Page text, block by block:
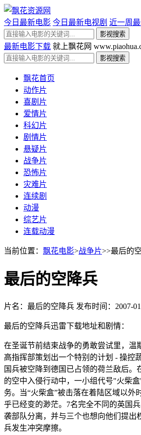
今日最新电影 今日最新电视剧 近一周
最新电影下载 就上飘花网
飘花首页
动作片
喜剧片
爱情片
科幻片
剧情片
悬疑片
战争片
恐怖片
灾难片
连续剧
动漫
综艺片
连载动漫
当前位置： 飘花电影>战争片>>最后的
最后的空降兵
片名：最后的空降兵 发布时间：2007-
最后的空降兵迅雷下载地址和剧情：
在圣诞节前结束战争的勇敢尝试里，温
高指挥部策划出一个特别的计划 - 操控
国兵被空降到德国已占领的荷兰敌后。
的空中入侵行动中，一小组代号"火柴
务。当“火柴盒”被击落在着陆区域以外
乎已经变的渺茫。7名完全不同的英国
袭部队分离，并与三个也想向他们提出
兵发生冲突摩擦。